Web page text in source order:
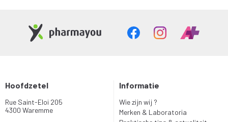
Hoofdzetel
Rue Saint-Eloi 205
4300 Waremme
Informatie
Wie zijn wij ?
Merken & Laboratoria